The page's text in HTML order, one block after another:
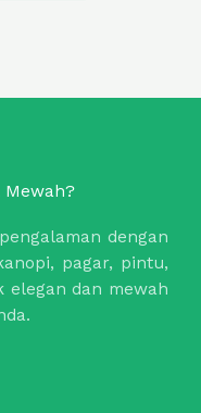
Mewah?
dengan
pagar, pintu,
elegan dan mewah